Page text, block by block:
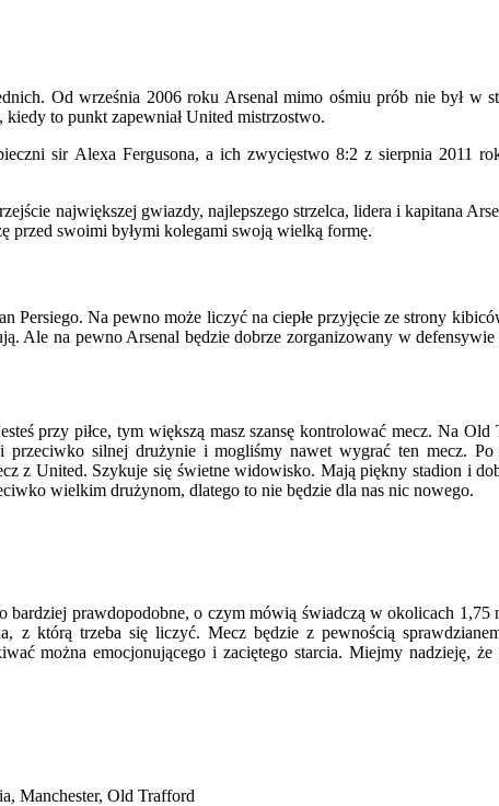
Od września 2006 roku Arsenal mimo ośmiu prób nie był w
to punkt zapewniał United mistrzostwo.
sir Alexa Fergusona, a ich zwycięstwo 8:2 z sierpnia 2011
największej gwiazdy, najlepszego strzelca, lidera i kapitana
przed swoimi byłymi kolegami swoją wielką formę.
Na pewno może liczyć na ciepłe przyjęcie ze strony
Ale na pewno Arsenal będzie dobrze zorganizowany w
przy piłce, tym większą masz szansę kontrolować mecz. Na Old
silnej drużynie i mogliśmy nawet wygrać ten mecz.
z United. Szykuje się świetne widowisko. Mają piękny stadion i
wielkim drużynom, dlatego to nie będzie dla nas nic nowego.
prawdopodobne, o czym mówią świadczą w okolicach 1,75
którą trzeba się liczyć. Mecz będzie z pewnością
można emocjonującego i zaciętego starcia. Miejmy nadzieję,
Manchester, Old Trafford